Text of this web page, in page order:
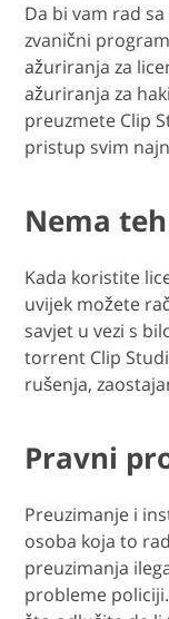
Da bi vam rad
zvanični
ažuriranja za
ažuriranja za
preuzmete Clip
pristup svim
Nema
Kada koristite
uvijek možete
savjet u vezi s
torrent Clip
rušenja,
Pravni
Preuzimanje i
osoba koja to
preuzimanja
probleme